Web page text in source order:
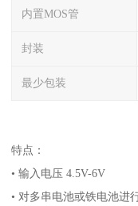
内置MOS管
封装
最少包装
特点：
• 输入电压 4.5V-6V
• 对多串电池或铁电池进